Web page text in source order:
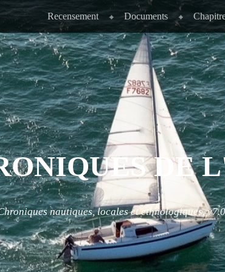
Recensement Documents
DE
nautiques, locales et ethnologiques.